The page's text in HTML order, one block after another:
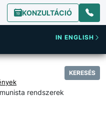
KONZULTÁCIÓ
IN ENGLISH
rendszerek
KERESÉS